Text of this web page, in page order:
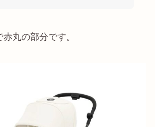
丸の部分です。